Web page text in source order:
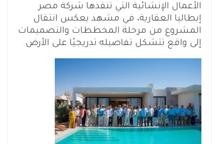
الأعمال الإنشائية التي تنفذها شركة مصر
إيطاليا العقارية، في مشهد يعكس انتقال
المشروع من مرحلة المخططات والتصميمات
إلى واقع تتشكل تفاصيله تدريجيًا على الأرض.